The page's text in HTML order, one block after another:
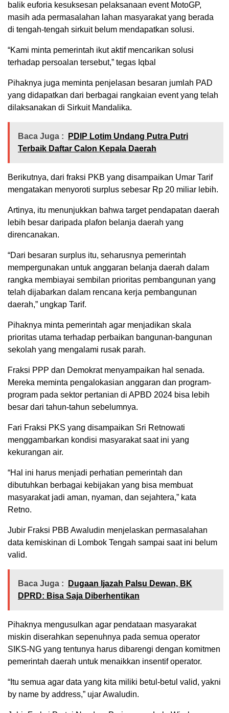
balik euforia kesuksesan pelaksanaan event MotoGP,
masih ada permasalahan lahan masyarakat yang berada
di tengah-tengah sirkuit belum mendapatkan solusi.
“Kami minta pemerintah ikut aktif mencarikan solusi
terhadap persoalan tersebut,” tegas Iqbal
Pihaknya juga meminta penjelasan besaran jumlah PAD
yang didapatkan dari berbagai rangkaian event yang telah
dilaksanakan di Sirkuit Mandalika.
Baca Juga :
PDIP Lotim Undang Putra Putri
Terbaik Daftar Calon Kepala Daerah
Berikutnya, dari fraksi PKB yang disampaikan Umar Tarif
mengatakan menyoroti surplus sebesar Rp 20 miliar lebih.
Artinya, itu menunjukkan bahwa target pendapatan daerah
lebih besar daripada plafon belanja daerah yang
direncanakan.
“Dari besaran surplus itu, seharusnya pemerintah
mempergunakan untuk anggaran belanja daerah dalam
rangka membiayai sembilan prioritas pembangunan yang
telah dijabarkan dalam rencana kerja pembangunan
daerah,” ungkap Tarif.
Pihaknya minta pemerintah agar menjadikan skala
prioritas utama terhadap perbaikan bangunan-bangunan
sekolah yang mengalami rusak parah.
Fraksi PPP dan Demokrat menyampaikan hal senada.
Mereka meminta pengalokasian anggaran dan program-
program pada sektor pertanian di APBD 2024 bisa lebih
besar dari tahun-tahun sebelumnya.
Fari Fraksi PKS yang disampaikan Sri Retnowati
menggambarkan kondisi masyarakat saat ini yang
kekurangan air.
“Hal ini harus menjadi perhatian pemerintah dan
dibutuhkan berbagai kebijakan yang bisa membuat
masyarakat jadi aman, nyaman, dan sejahtera,” kata
Retno.
Jubir Fraksi PBB Awaludin menjelaskan permasalahan
data kemiskinan di Lombok Tengah sampai saat ini belum
valid.
Baca Juga :
Dugaan Ijazah Palsu Dewan, BK
DPRD: Bisa Saja Diberhentikan
Pihaknya mengusulkan agar pendataan masyarakat
miskin diserahkan sepenuhnya pada semua operator
SIKS-NG yang tentunya harus dibarengi dengan komitmen
pemerintah daerah untuk menaikkan insentif operator.
“Itu semua agar data yang kita miliki betul-betul valid, yakni
by name by address,” ujar Awaludin.